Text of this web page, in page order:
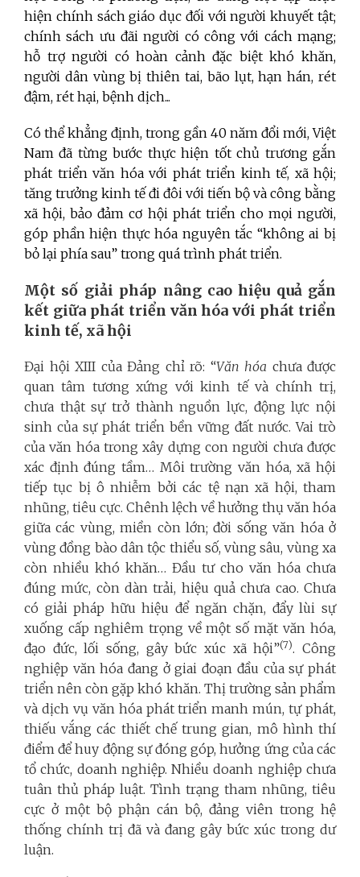
hiện chính sách giáo dục đối với người khuyết tật;
chính sách ưu đãi người có công với cách mạng;
hỗ trợ người có hoàn cảnh đặc biệt khó khăn,
người dân vùng bị thiên tai, bão lụt, hạn hán, rét
đậm, rét hại, bệnh dịch...
Có thể khẳng định, trong gần 40 năm đổi mới, Việt
Nam đã từng bước thực hiện tốt chủ trương gắn
phát triển văn hóa với phát triển kinh tế, xã hội;
tăng trưởng kinh tế đi đôi với tiến bộ và công bằng
xã hội, bảo đảm cơ hội phát triển cho mọi người,
góp phần hiện thực hóa nguyên tắc “không ai bị
bỏ lại phía sau” trong quá trình phát triển.
Một số giải pháp nâng cao hiệu quả gắn
kết giữa phát triển văn hóa với phát triển
kinh tế, xã hội
Đại hội XIII của Đảng chỉ rõ: “Văn hóa chưa được
quan tâm tương xứng với kinh tế và chính trị,
chưa thật sự trở thành nguồn lực, động lực nội
sinh của sự phát triển bền vững đất nước. Vai trò
của văn hóa trong xây dựng con người chưa được
xác định đúng tầm… Môi trường văn hóa, xã hội
tiếp tục bị ô nhiễm bởi các tệ nạn xã hội, tham
nhũng, tiêu cực. Chênh lệch về hưởng thụ văn hóa
giữa các vùng, miền còn lớn; đời sống văn hóa ở
vùng đồng bào dân tộc thiểu số, vùng sâu, vùng xa
còn nhiều khó khăn… Đầu tư cho văn hóa chưa
đúng mức, còn dàn trải, hiệu quả chưa cao. Chưa
có giải pháp hữu hiệu để ngăn chặn, đẩy lùi sự
xuống cấp nghiêm trọng về một số mặt văn hóa,
đạo đức, lối sống, gây bức xúc xã hội”(7). Công
nghiệp văn hóa đang ở giai đoạn đầu của sự phát
triển nên còn gặp khó khăn. Thị trường sản phẩm
và dịch vụ văn hóa phát triển manh mún, tự phát,
thiếu vắng các thiết chế trung gian, mô hình thí
điểm để huy động sự đóng góp, hưởng ứng của các
tổ chức, doanh nghiệp. Nhiều doanh nghiệp chưa
tuân thủ pháp luật. Tình trạng tham nhũng, tiêu
cực ở một bộ phận cán bộ, đảng viên trong hệ
thống chính trị đã và đang gây bức xúc trong dư
luận.